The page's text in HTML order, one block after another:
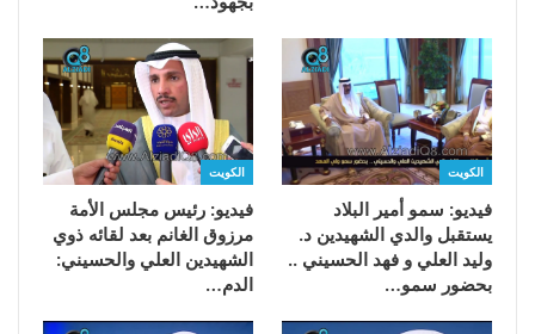
الكويت
فيديو: سمو أمير البلاد
يستقبل والدي الشهيدين د.
وليد العلي و فهد الحسيني ..
بحضور سمو…
الكويت
فيديو: رئيس مجلس الأمة
مرزوق الغانم بعد لقائه ذوي
الشهيدين العلي والحسيني:
الدم…